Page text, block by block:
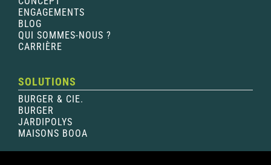
ENGAGEMENTS
BLOG
QUI SOMMES-NOUS ?
CARRIÈRE
SOLUTIONS
BURGER & CIE.
BURGER
JARDIPOLYS
MAISONS BOOA